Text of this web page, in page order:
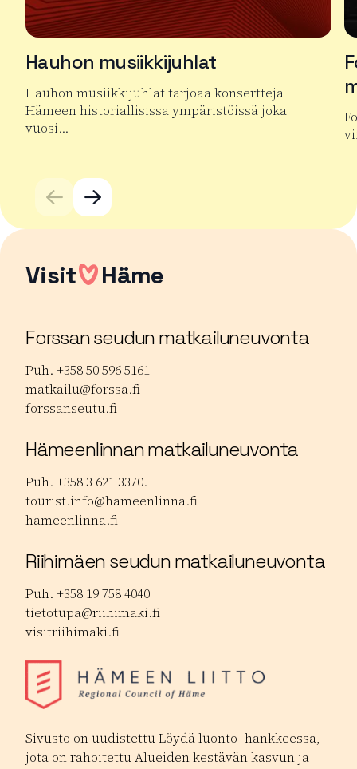
Hauhon musiikkijuhlat
Hauhon musiikkijuhlat tarjoaa konsertteja
Hämeen historiallisissa ympäristöissä joka
vuosi…
Visit Häme
Forssan seudun matkailuneuvonta
Puh. +358 50 596 5161
matkailu@forssa.fi
forssanseutu.fi
Hämeenlinnan matkailuneuvonta
Puh. +358 3 621 3370.
tourist.info@hameenlinna.fi
hameenlinna.fi
Riihimäen seudun matkailuneuvonta
Puh. +358 19 758 4040
tietotupa@riihimaki.fi
visitriihimaki.fi
Sivusto on uudistettu Löydä luonto -hankkeessa,
jota on rahoitettu Alueiden kestävän kasvun ja